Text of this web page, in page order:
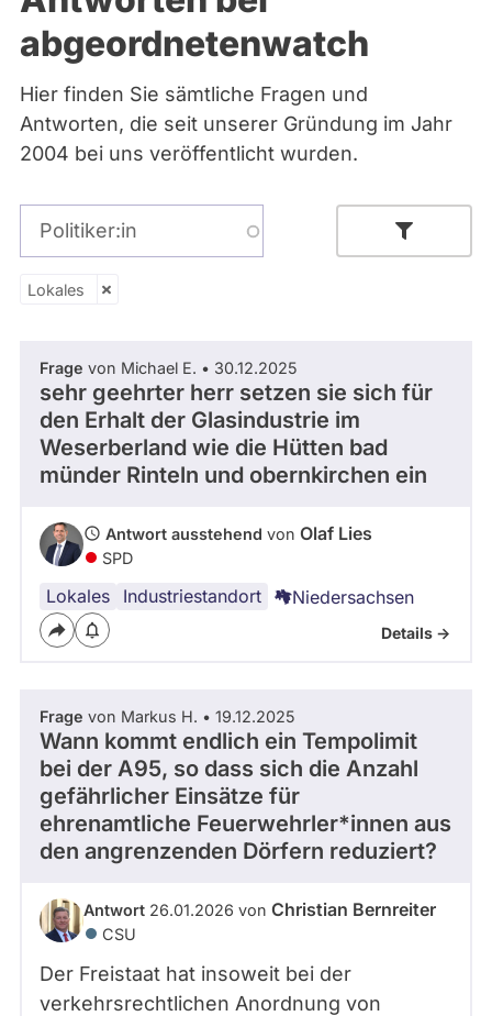
Bremen
Hamburg
Hessen
Mecklenburg-Vorpommern
Niedersachsen
Nordrhein-Westfalen
Rheinland-Pfalz
Sachsen-Anhalt
Schleswig-Holstein
Thüringen
Über uns
Spenden
abgeordnetenwatch
Hier finden Sie sämtliche Fragen und
Antworten, die seit unserer Gründung im Jahr
2004 bei uns veröffentlicht wurden.
Lokales
Parlamentsperiode
Partei
- Alle -
Frage Status
- Alle -
Zeitraum
Lokales
Frage von Michael E. • 30.12.2025
sehr geehrter herr setzen sie sich für
den Erhalt der Glasindustrie im
Weserberland wie die Hütten bad
münder Rinteln und obernkirchen ein
Antwort ausstehend von Olaf Lies
SPD
Lokales Industriestandort Niedersachsen
Details ->
Frage von Markus H. • 19.12.2025
Wann kommt endlich ein Tempolimit
bei der A95, so dass sich die Anzahl
gefährlicher Einsätze für
ehrenamtliche Feuerwehrler*innen aus
den angrenzenden Dörfern reduziert?
Antwort 26.01.2026 von Christian Bernreiter
CSU
Der Freistaat hat insoweit bei der
verkehrsrechtlichen Anordnung von